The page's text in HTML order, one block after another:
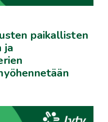
paikallisten
ja